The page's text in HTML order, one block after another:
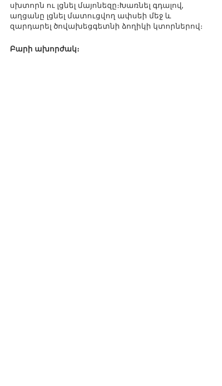
սխտորն ու լցնել մայոնեզը։Խառնել գդալով,
աղցանը լցնել մատուցվող ափսեի մեջ և
զարդարել ծովախեցգետնի ձողիկի կտորներով։
Բարի ախորժակ։